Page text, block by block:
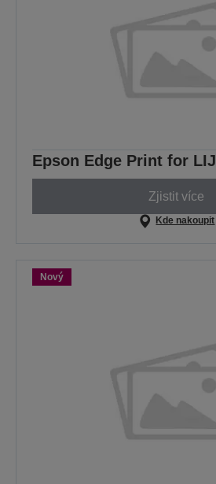
Epson Edge Print for LIJ
Zjistit více
Kde nakoupit
Nový